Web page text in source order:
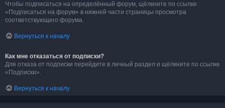
Чтобы подписаться на определённый форум, щёлкните по ссылке
«Подписаться на форум» в нижней части страницы просмотра
соответствующего форума.
Вернуться к началу
Как мне отказаться от подписки?
Для отказа от подписки перейдите в личный раздел и щёлкните по ссылке
«Подписки».
Вернуться к началу